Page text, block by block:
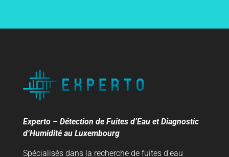
Experto – Détection de Fuites d’Eau et Diagnostic
d’Humidité au Luxembourg
Spécialisés dans la recherche de fuites d’eau